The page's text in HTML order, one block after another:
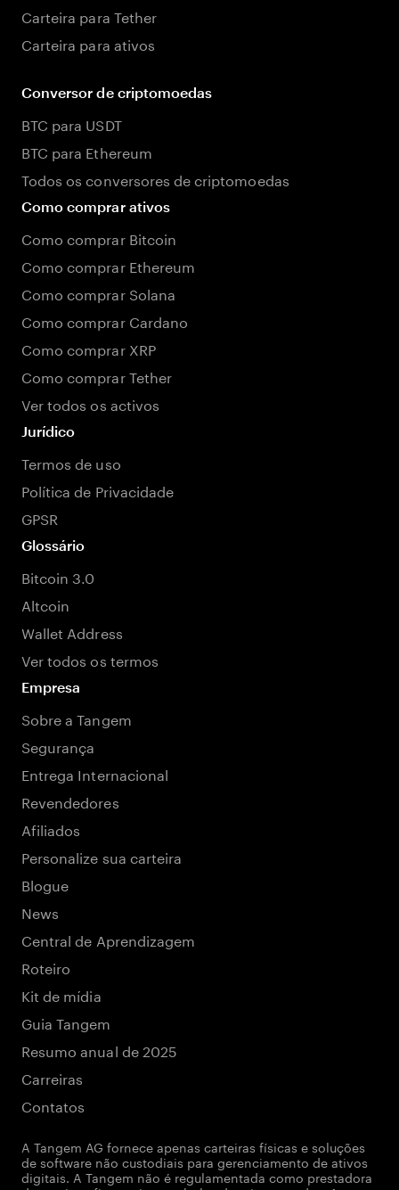
Carteira para Tether
Carteira para ativos
Conversor de criptomoedas
BTC para USDT
BTC para Ethereum
Todos os conversores de criptomoedas
Como comprar ativos
Como comprar Bitcoin
Como comprar Ethereum
Como comprar Solana
Como comprar Cardano
Como comprar XRP
Como comprar Tether
Ver todos os activos
Jurídico
Termos de uso
Política de Privacidade
GPSR
Glossário
Bitcoin 3.0
Altcoin
Wallet Address
Ver todos os termos
Empresa
Sobre a Tangem
Segurança
Entrega Internacional
Revendedores
Afiliados
Personalize sua carteira
Blogue
News
Central de Aprendizagem
Roteiro
Kit de mídia
Guia Tangem
Resumo anual de 2025
Carreiras
Contatos
A Tangem AG fornece apenas carteiras físicas e soluções
de software não custodiais para gerenciamento de ativos
digitais. A Tangem não é regulamentada como prestadora